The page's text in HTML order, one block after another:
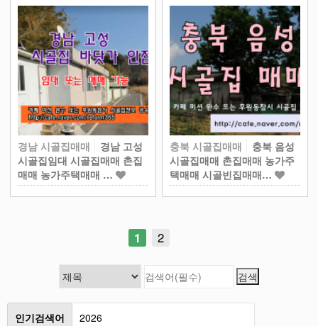
경남 시골집매매
경남 고성
시골집임대 시골집매매 촌집
매매 농가주택매매 …
충북 시골집매매
충북 음성
시골집매매 촌집매매 농가주
택매매 시골빈집매매…
1 2
인기검색어
인천